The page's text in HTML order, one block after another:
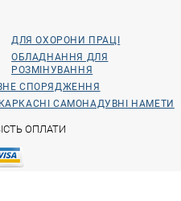
ДЛЯ ОХОРОНИ ПРАЦІ
ОБЛАДНАННЯ ДЛЯ
РОЗМІНУВАННЯ
СПОРЯДЖЕННЯ
САМОНАДУВНІ НАМЕТИ
ОПЛАТИ